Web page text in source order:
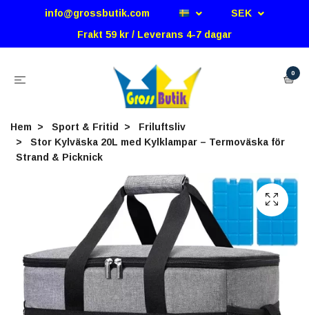
info@grossbutik.com
SEK
Frakt 59 kr / Leverans 4-7 dagar
0
Hem Sport & Fritid
Friluftsliv
Stor Kylväska 20L med Kylklampar – Termoväska för
Strand & Picknick